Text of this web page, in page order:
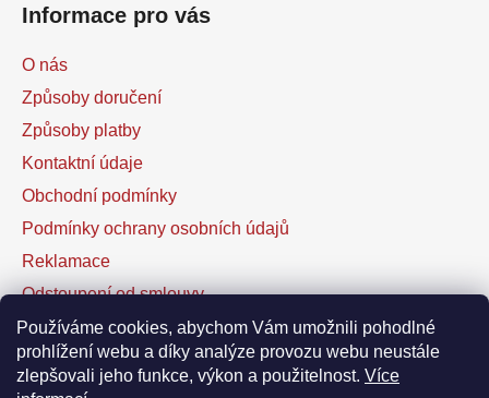
Používáme cookies, abychom Vám umožnili pohodlné
prohlížení webu a díky analýze provozu webu neustále
zlepšovali jeho funkce, výkon a použitelnost. Více
Informace pro vás
O nás
Způsoby doručení
Způsoby platby
Kontaktní údaje
Obchodní podmínky
Podmínky ochrany osobních údajů
Reklamace
Odstoupení od smlouvy
Kontaktní formulář